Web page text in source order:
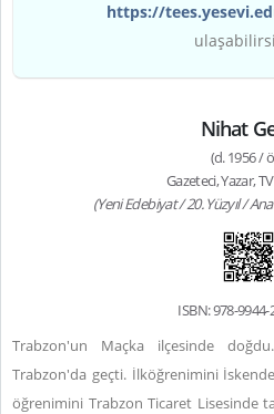
https://
Nihat
(d. 1956 /
Gazeteci, Yazar, TV
(Yeni Edebiyat / 20. Yüzyıl /
ISBN: 978-
Trabzon'un Maçka ilçesinde
Trabzon'da geçti. İlköğrenimini
öğrenimini Trabzon Ticaret Lisesinde